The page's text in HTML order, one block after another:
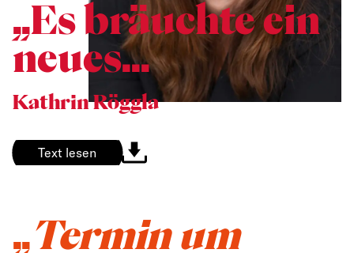
„Es bräuchte ein
neues...
Kathrin Röggla
Text lesen
„Termin um